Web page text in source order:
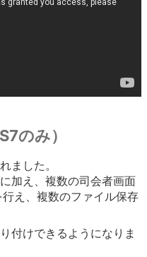
のみ）
ました。
加え、複数の司会者画面
え、複数のファイル保存
付けできるようになりま